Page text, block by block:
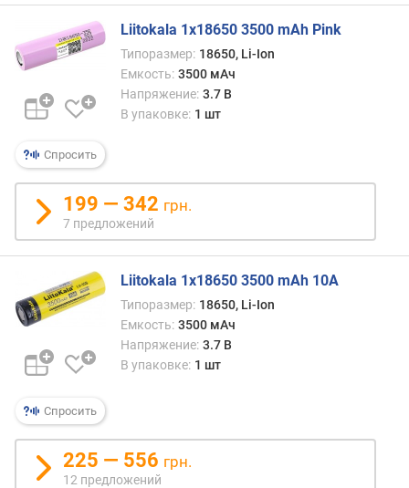
)
н
а
р
я
е
н
и
е
(
В
н
м
и
а
л
ь
н
Спросить
Liitokala 1x18650 3500 mAh Pink
Типоразмер: 18650, Li-Ion
Емкость: 3500 мАч
Напряжение: 3.7 В
В упаковке: 1 шт
199 — 342 грн.
7 предложений
Спросить
Liitokala 1x18650 3500 mAh 10A
Типоразмер: 18650, Li-Ion
Емкость: 3500 мАч
Напряжение: 3.7 В
В упаковке: 1 шт
225 — 556 грн.
12 предложений